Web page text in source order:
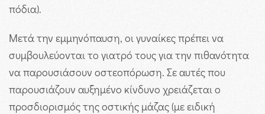
πόδια).
Μετά την εμμηνόπαυση, οι γυναίκες πρέπει να
συμβουλεύονται το γιατρό τους για την πιθανότητα
να παρουσιάσουν οστεοπόρωση. Σε αυτές που
παρουσιάζουν αυξημένο κίνδυνο χρειάζεται ο
προσδιορισμός της οστικής μάζας (με ειδική